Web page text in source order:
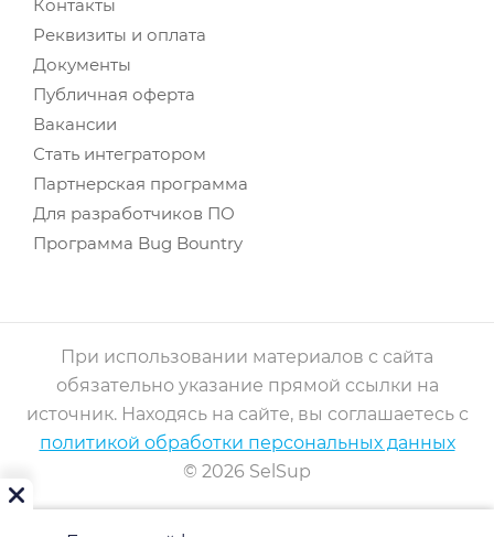
Контакты
Реквизиты и оплата
Документы
Публичная оферта
Вакансии
Стать интегратором
Партнерская программа
Для разработчиков ПО
Программа Bug Bountry
При использовании материалов с сайта
обязательно указание прямой ссылки на
источник. Находясь на сайте, вы соглашаетесь с
политикой обработки персональных данных
© 2026 SelSup